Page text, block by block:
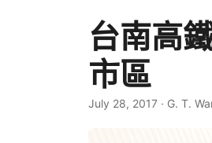
台南高
市區
July 28, 2017 · G. T.